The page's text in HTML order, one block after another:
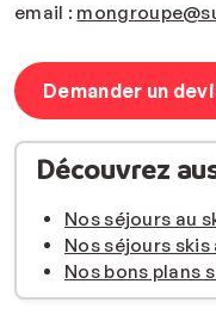
email :
Demander un
Découvrez
Nos séjours au
Nos séjours skis
Nos bons plans